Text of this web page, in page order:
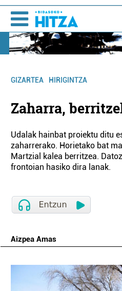
GIZARTEA HIRIGINTZA
Zaharra,
Udalak hainbat proiektu ditu
zaharrerako. Horietako bat
Martzial kalea berritzea.
frontoian hasiko dira lanak.
Aizpea Amas